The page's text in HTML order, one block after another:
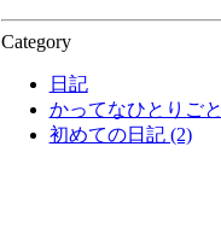
Category
日記
かってなひとりごと
初めての日記 (2)